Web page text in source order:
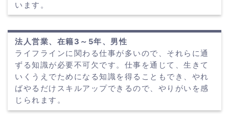
います。
法人営業、在籍3～5年、男性
ライフラインに関わる仕事が多いので、それらに通
ずる知識が必要不可欠です。仕事を通じて、生きて
いくうえでためになる知識を得ることもでき、やれ
ばやるだけスキルアップできるので、やりがいを感
じられます。